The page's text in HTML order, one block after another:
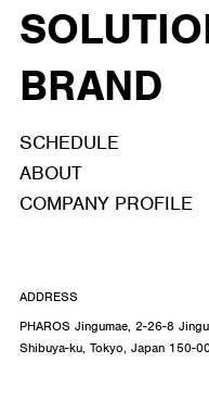
BRAND
SCHEDULE
ABOUT
COMPANY PROFILE
ADDRESS
PHAROS Jingumae, 2-26-8
Shibuya-ku, Tokyo, Japan 150-